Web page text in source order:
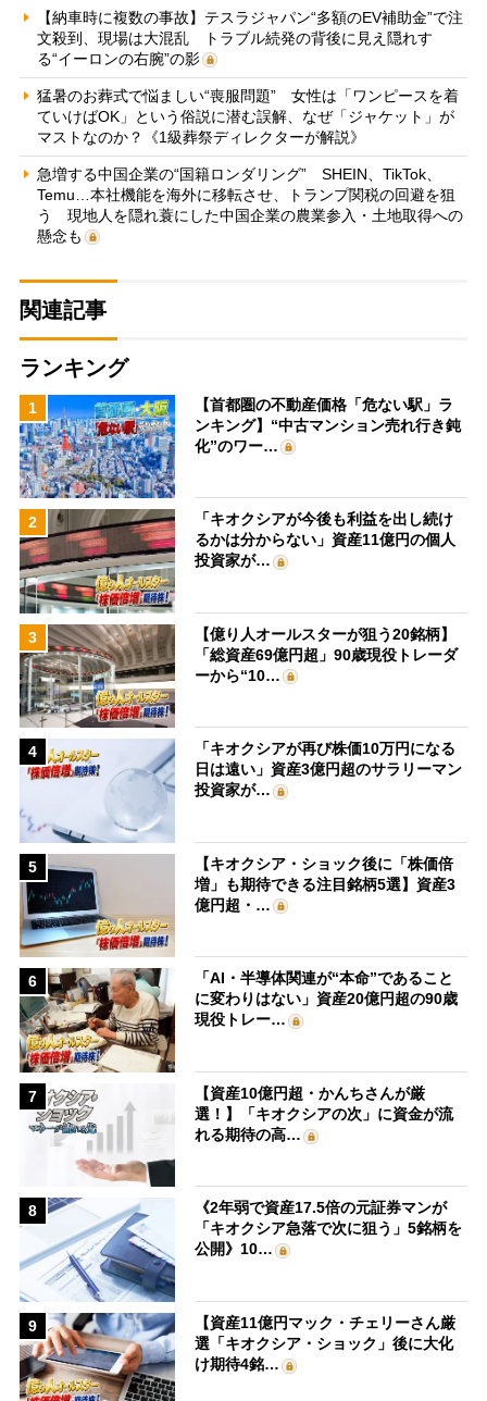
【納車時に複数の事故】テスラジャパン“多額のEV補助金”で注
文殺到、現場は大混乱 トラブル続発の背後に見え隠れす
る“イーロンの右腕”の影
猛暑のお葬式で悩ましい“喪服問題” 女性は「ワンピースを着
ていけばOK」という俗説に潜む誤解、なぜ「ジャケット」が
マストなのか？《1級葬祭ディレクターが解説》
急増する中国企業の“国籍ロンダリング” SHEIN、TikTok、
Temu…本社機能を海外に移転させ、トランプ関税の回避を狙
う 現地人を隠れ蓑にした中国企業の農業参入・土地取得への
懸念も
関連記事
ランキング
1
【首都圏の不動産価格「危ない駅」ラ
ンキング】“中古マンション売れ行き鈍
化”のワー…
2
「キオクシアが今後も利益を出し続け
るかは分からない」資産11億円の個人
投資家が…
3
【億り人オールスターが狙う20銘柄】
「総資産69億円超」90歳現役トレーダ
ーから“10…
4
「キオクシアが再び株価10万円になる
日は遠い」資産3億円超のサラリーマン
投資家が…
5
【キオクシア・ショック後に「株価倍
増」も期待できる注目銘柄5選】資産3
億円超・…
6
「AI・半導体関連が“本命”であること
に変わりはない」資産20億円超の90歳
現役トレー…
7
【資産10億円超・かんちさんが厳
選！】「キオクシアの次」に資金が流
れる期待の高…
8
《2年弱で資産17.5倍の元証券マンが
「キオクシア急落で次に狙う」5銘柄を
公開》10…
9
【資産11億円マック・チェリーさん厳
選「キオクシア・ショック」後に大化
け期待4銘…